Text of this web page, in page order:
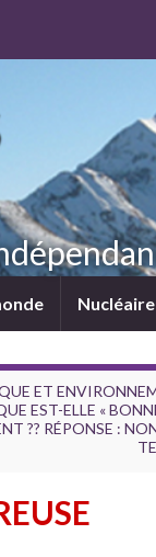
ET
EST-ELLE «
?? RÉPONSE :